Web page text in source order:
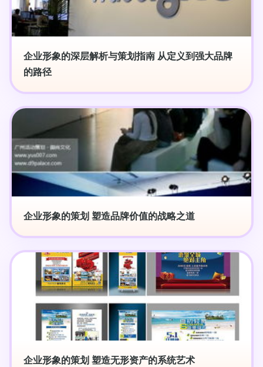
企业形象的深层解析与策划指南 从定义到强大品牌
的路径
企业形象的策划 塑造品牌价值的战略之道
企业形象的策划 塑造无形资产的系统艺术